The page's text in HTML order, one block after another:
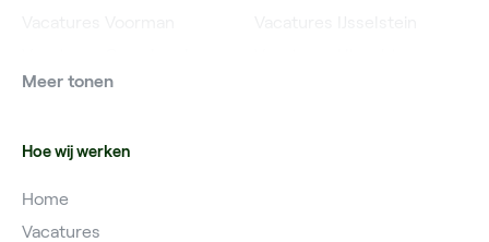
Vacatures Planner
Meer tonen
Hoe wij werken
Home
Vacatures